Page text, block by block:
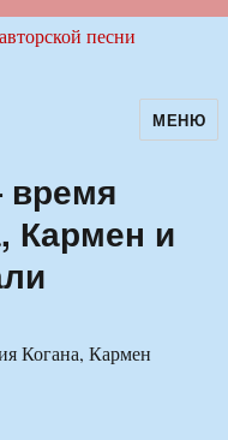
авторскойМЕНЮ
время
Кармен и